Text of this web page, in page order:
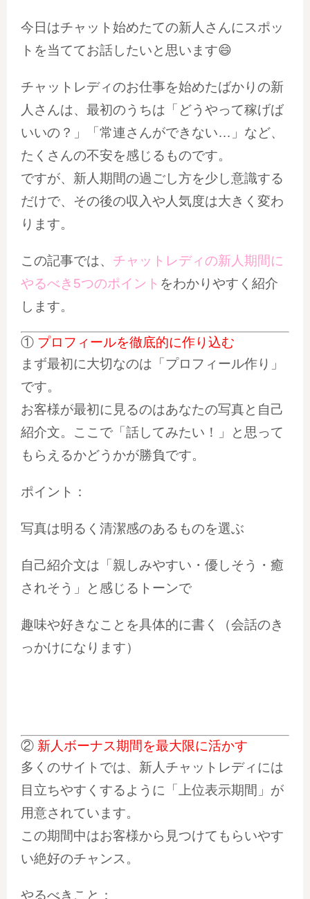
今日はチャット始めたての新人さんにスポッ
トを当ててお話したいと思います😄
チャットレディのお仕事を始めたばかりの新
人さんは、最初のうちは「どうやって稼げば
いいの？」「常連さんができない…」など、
たくさんの不安を感じるものです。
ですが、新人期間の過ごし方を少し意識する
だけで、その後の収入や人気度は大きく変わ
ります。
この記事では、 チャットレディの新人期間に
やるべき5つのポイント をわかりやすく紹介
します。
① プロフィールを徹底的に作り込む
まず最初に大切なのは「プロフィール作り」
です。
お客様が最初に見るのはあなたの写真と自己
紹介文。ここで「話してみたい！」と思って
もらえるかどうかが勝負です。
ポイント：
写真は明るく清潔感のあるものを選ぶ
自己紹介文は「親しみやすい・優しそう・癒
されそう」と感じるトーンで
趣味や好きなことを具体的に書く（会話のき
っかけになります）
② 新人ボーナス期間を最大限に活かす
多くのサイトでは、新人チャットレディには
目立ちやすくするように「上位表示期間」が
用意されています。
この期間中はお客様から見つけてもらいやす
い絶好のチャンス。
やるべきこと：